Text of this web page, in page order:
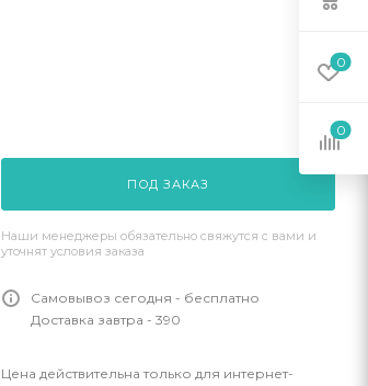
ПОД ЗАКАЗ
Наши менеджеры обязательно свяжутся с вами и
уточнят условия заказа
Самовывоз сегодня - бесплатно
Доставка завтра - 390
Цена действительна только для интернет-
0
0